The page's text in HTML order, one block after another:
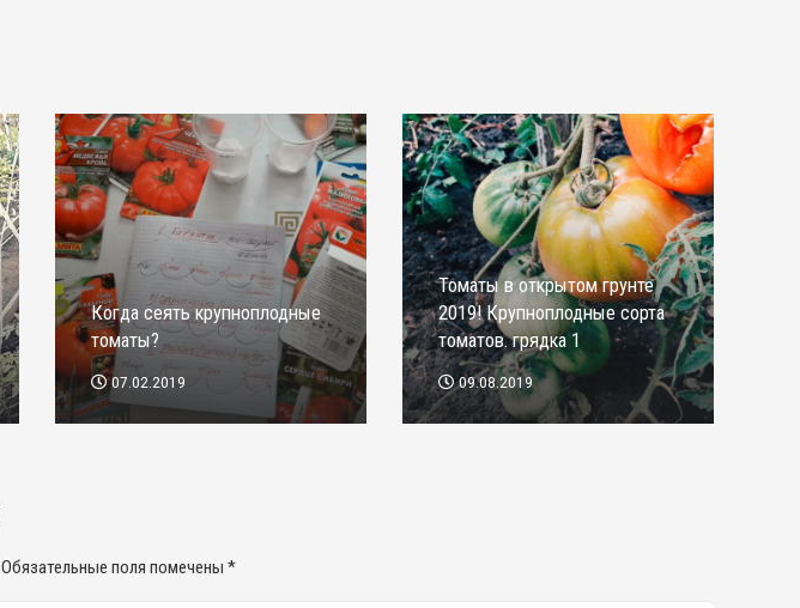
Когда сеять крупноплодные
томаты?
07.02.2019
Томаты в открытом грунте
2019! Крупноплодные сорта
томатов. грядка 1
09.08.2019
Обязательные поля помечены *